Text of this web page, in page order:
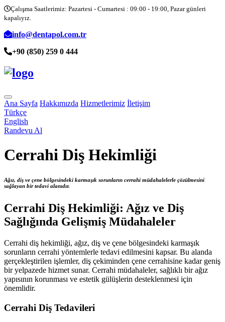
Yükleniyor...
Yükleniyor...
Yükleniyor...
Çalışma Saatlerimiz: Pazartesi - Cumartesi : 09:00 - 19:00, Pazar günleri
kapalıyız.
info@dentapol.com.tr
+90 (850) 259 0 444
Ana Sayfa Hakkımızda Hizmetlerimiz İletişim
Türkçe
English
Randevu Al
Cerrahi Diş Hekimliği
Ağız, diş ve çene bölgesindeki karmaşık sorunların cerrahi müdahalelerle çözülmesini
sağlayan bir tedavi alanıdır.
Cerrahi Diş Hekimliği: Ağız ve Diş
Sağlığında Gelişmiş Müdahaleler
Cerrahi diş hekimliği, ağız, diş ve çene bölgesindeki karmaşık
sorunların cerrahi yöntemlerle tedavi edilmesini kapsar. Bu alanda
gerçekleştirilen işlemler, diş çekiminden çene cerrahisine kadar geniş
bir yelpazede hizmet sunar. Cerrahi müdahaleler, sağlıklı bir ağız
yapısının korunması ve estetik gülüşlerin desteklenmesi için
önemlidir.
Cerrahi Diş Tedavileri